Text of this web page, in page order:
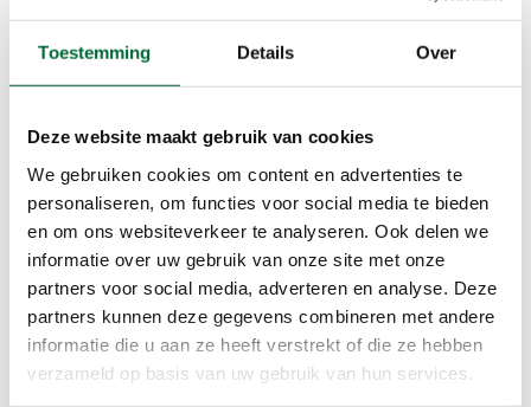
Toestemming Details Over
Deze website maakt gebruik van cookies
We gebruiken cookies om content en advertenties te
personaliseren, om functies voor social media te bieden
en om ons websiteverkeer te analyseren. Ook delen we
informatie over uw gebruik van onze site met onze
partners voor social media, adverteren en analyse. Deze
partners kunnen deze gegevens combineren met andere
informatie die u aan ze heeft verstrekt of die ze hebben
verzameld op basis van uw gebruik van hun services.